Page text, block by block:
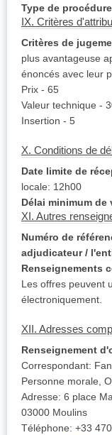
Type de
IX. Critères
Critères de
plus avantageuse
énoncés avec leur
Prix - 65
Valeur technique -
Insertion - 5
X. Conditions de
Date limite de
locale: 12h00
Délai minimum
XI. Autres
Numéro de
adjudicateur /
Renseignements
Les offres peuvent
électroniquement.
XII. Adresses
Renseignement
Correspondant:
Personne morale,
Adresse: 6 place
03000 Moulins
Téléphone: +33